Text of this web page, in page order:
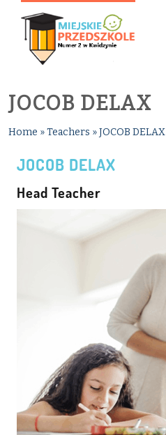
JOCOB DELAX
Home »Teachers »JOCOB DELAX
JOCOB DELAX
Head Teacher